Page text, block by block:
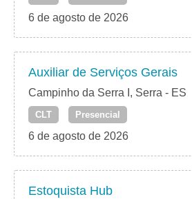
6 de agosto de 2026
Auxiliar de Serviços Gerais
Campinho da Serra I, Serra - ES
CLT Presencial
6 de agosto de 2026
Estoquista Hub